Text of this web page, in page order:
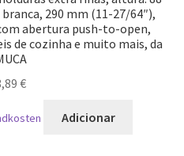
290 mm (11-27/64″),
abertura push-to-open,
de cozinha e muito mais, da
€
Adicionar